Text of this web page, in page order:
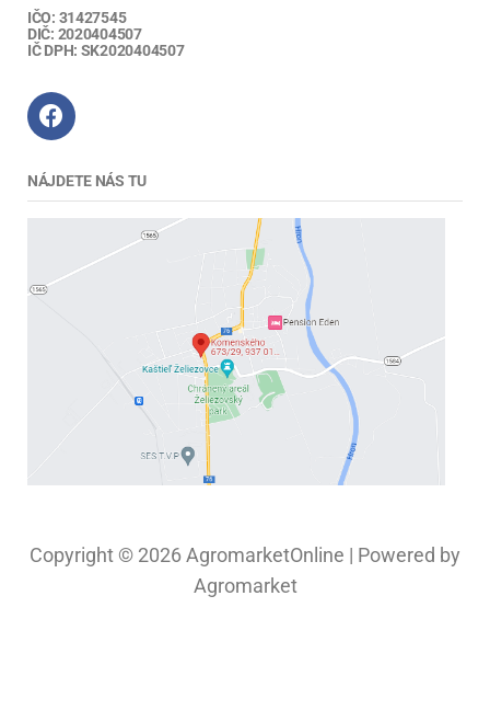
IČO: 31427545
DIČ: 2020404507
IČ DPH: SK2020404507
NÁJDETE NÁS TU
Copyright © 2026 AgromarketOnline | Powered by
Agromarket